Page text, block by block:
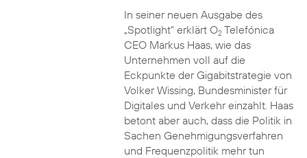
In seiner neuen Ausgabe des
„Spotlight“ erklärt O2Telefónica
CEO Markus Haas, wie das
Unternehmen voll auf die
Eckpunkte der Gigabitstrategie von
Volker Wissing, Bundesminister für
Digitales und Verkehr einzahlt. Haas
betont aber auch, dass die Politik in
Sachen Genehmigungsverfahren
und Frequenzpolitik mehr tun